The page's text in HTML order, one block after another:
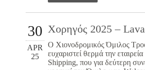
30
APR
25
Χορηγός 2025 –
Ο Χιονοδρομικός Όμιλος
ευχαριστεί θερμά την
Shipping, που για δεύτερη